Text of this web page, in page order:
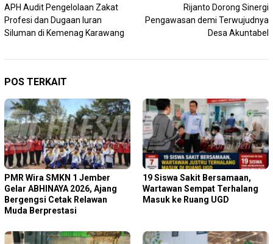
APH Audit Pengelolaan Zakat
Profesi dan Dugaan Iuran
Siluman di Kemenag Karawang
Rijanto Dorong Sinergi
Pengawasan demi Terwujudnya
Desa Akuntabel
POS TERKAIT
PMR Wira SMKN 1 Jember
Gelar ABHINAYA 2026, Ajang
Bergengsi Cetak Relawan
Muda Berprestasi
19 Siswa Sakit Bersamaan,
Wartawan Sempat Terhalang
Masuk ke Ruang UGD